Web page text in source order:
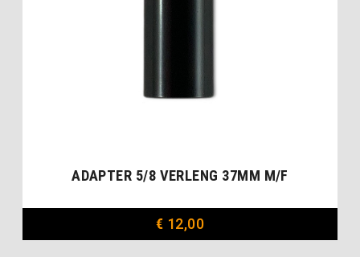
ADAPTER 5/8 VERLENG 37MM M/F
€ 12,00